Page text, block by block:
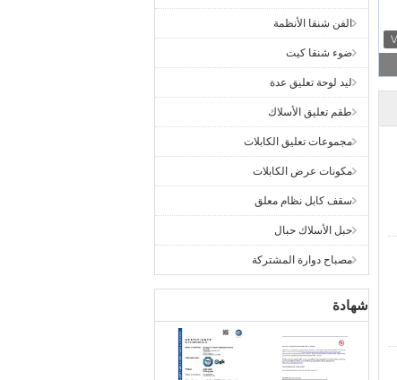
الفن شنقا الأنظمة
ضوء شنقا كيت
ليد لوحة تعليق عدة
طقم تعليق الأسلاك
مجموعات تعليق الكابلات
مكونات عرض الكابلات
سقف كابل نظام معلق
حبل الأسلاك حبال
مصباح دوارة المشتركة
شهادة